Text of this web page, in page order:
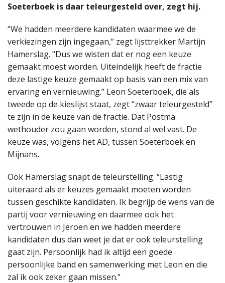
Soeterboek is daar teleurgesteld over, zegt hij.
“We hadden meerdere kandidaten waarmee we de
verkiezingen zijn ingegaan,” zegt lijsttrekker Martijn
Hamerslag. “Dus we wisten dat er nog een keuze
gemaakt moest worden. Uiteindelijk heeft de fractie
deze lastige keuze gemaakt op basis van een mix van
ervaring en vernieuwing.” Leon Soeterboek, die als
tweede op de kieslijst staat, zegt “zwaar teleurgesteld”
te zijn in de keuze van de fractie. Dat Postma
wethouder zou gaan worden, stond al wel vast. De
keuze was, volgens het AD, tussen Soeterboek en
Mijnans.
Ook Hamerslag snapt de teleurstelling. “Lastig
uiteraard als er keuzes gemaakt moeten worden
tussen geschikte kandidaten. Ik begrijp de wens van de
partij voor vernieuwing en daarmee ook het
vertrouwen in Jeroen en we hadden meerdere
kandidaten dus dan weet je dat er ook teleurstelling
gaat zijn. Persoonlijk had ik altijd een goede
persoonlijke band en samenwerking met Leon en die
zal ik ook zeker gaan missen.”